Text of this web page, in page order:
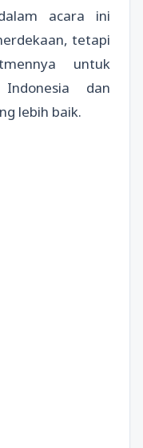
acara ini
tetapi
untuk
dan
lebih baik.